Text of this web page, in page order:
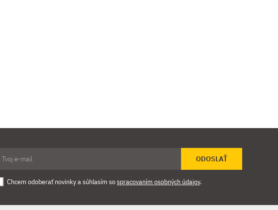
ODOSLAŤ
Chcem odoberať novinky a súhlasím sospracovaním osobných údajov.